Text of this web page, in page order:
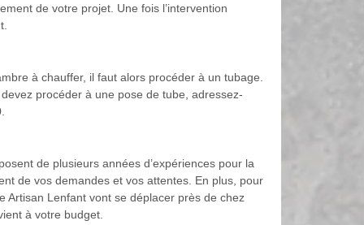
de votre projet. Une fois l’intervention
à chauffer, il faut alors procéder à un tubage.
procéder à une pose de tube, adressez-
de plusieurs années d’expériences pour la
de vos demandes et vos attentes. En plus, pour
Artisan Lenfant vont se déplacer près de chez
à votre budget.